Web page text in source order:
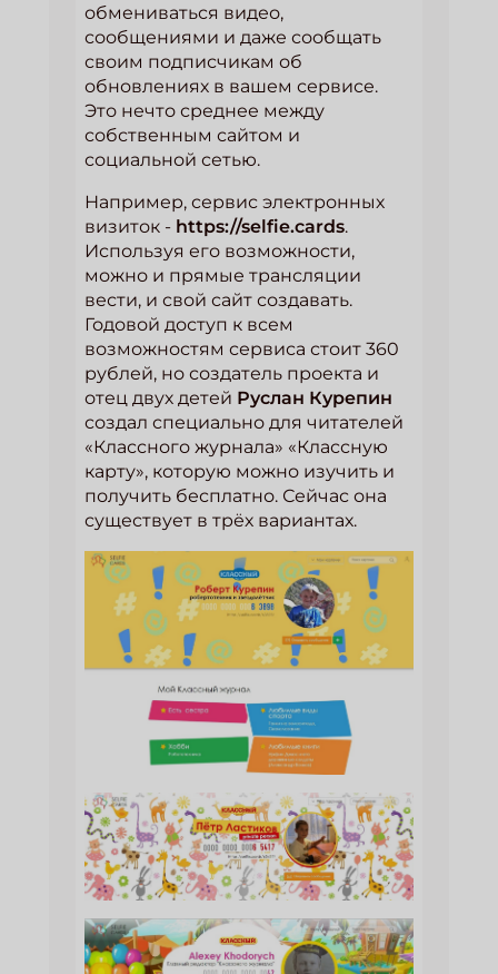
обмениваться видео,
сообщениями и даже сообщать
своим подписчикам об
обновлениях в вашем сервисе.
Это нечто среднее между
собственным сайтом и
социальной сетью.
Например, сервис электронных
визиток - https://selfie.cards.
Используя его возможности,
можно и прямые трансляции
вести, и свой сайт создавать.
Годовой доступ к всем
возможностям сервиса стоит 360
рублей, но создатель проекта и
отец двух детей Руслан Курепин
создал специально для читателей
«Классного журнала» «Классную
карту», которую можно изучить и
получить бесплатно. Сейчас она
существует в трёх вариантах.